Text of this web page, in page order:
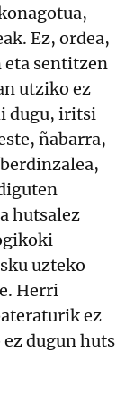
Ez, ordea,
eta sentitzen
utziko ez
dugu, iritsi
ñabarra,
hutsalez
uzteko
Herri
ez
dugun huts